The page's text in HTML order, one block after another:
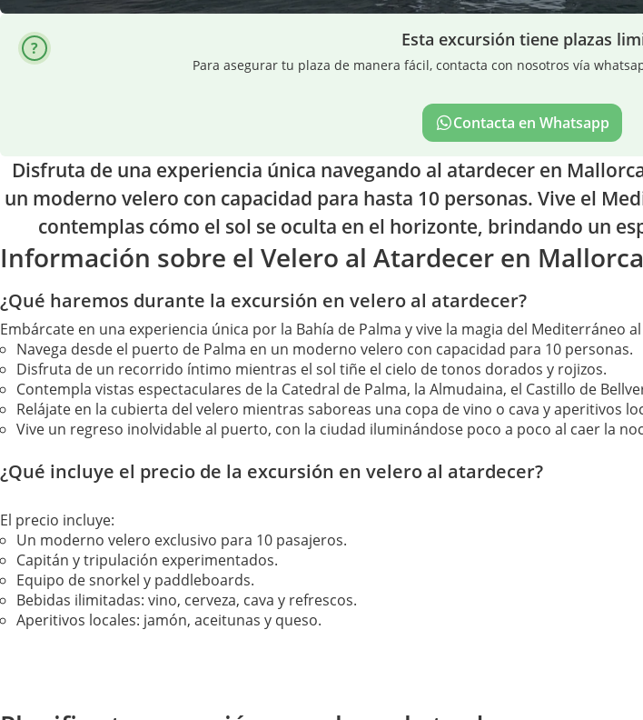
Esta excursión tiene plazas
Para asegurar tu plaza de manera fácil, contacta con nosotros vía
Contacta en Whatsapp
Disfruta de una experiencia única navegando al atardecer en
un moderno velero con capacidad para hasta 10 personas. Vive el
contemplas cómo el sol se oculta en el horizonte, brindando un
Información sobre el Velero al Atardecer en Mallorca
¿Qué haremos durante la excursión en velero al atardecer?
Embárcate en una experiencia única por la Bahía de Palma y vive la magia del Mediterráneo
Navega desde el puerto de Palma en un moderno velero con capacidad para 10 personas.
Disfruta de un recorrido íntimo mientras el sol tiñe el cielo de tonos dorados y rojizos.
Contempla vistas espectaculares de la Catedral de Palma, la Almudaina, el Castillo de
Relájate en la cubierta del velero mientras saboreas una copa de vino o cava y aperitivos
Vive un regreso inolvidable al puerto, con la ciudad iluminándose poco a poco al caer la
¿Qué incluye el precio de la excursión en velero al atardecer?
El precio incluye:
Un moderno velero exclusivo para 10 pasajeros.
Capitán y tripulación experimentados.
Equipo de snorkel y paddleboards.
Bebidas ilimitadas: vino, cerveza, cava y refrescos.
Aperitivos locales: jamón, aceitunas y queso.